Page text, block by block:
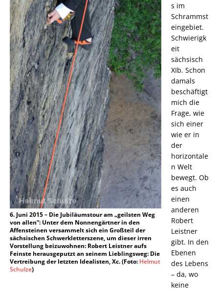
6. Juni 2015 – Die Jubiläumstour am „geilsten Weg
von allen“: Unter dem Nonnengärtner in den
Affensteinen versammelt sich ein Großteil der
sächsischen Schwerkletterszene, um dieser irren
Vorstellung beizuwohnen: Robert Leistner aufs
Feinste herausgeputzt an seinem Lieblingsweg: Die
Vertreibung der letzten Idealisten, Xc. (Foto: Helmut
Schulze)
s im
Schrammst
eingebiet.
Schwierigk
eit
sächsisch
XIb. Schon
damals
beschäftigt
mich die
Frage, wie
sich einer
wie er in
der
horizontale
n Welt
bewegt. Ob
es auch
einen
anderen
Robert
Leistner
gibt. In den
Ebenen
des Lebens
– da, wo
keine